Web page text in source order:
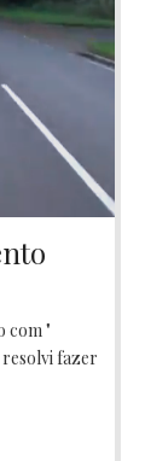
com "
resolvi fazer